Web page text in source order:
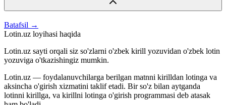
Batafsil →
Lotin.uz loyihasi haqida
Lotin.uz sayti orqali siz so'zlarni o'zbek kirill yozuvidan o'zbek lotin
yozuviga o'tkazishingiz mumkin.
Lotin.uz — foydalanuvchilarga berilgan matnni kirilldan lotinga va
aksincha o'girish xizmatini taklif etadi. Bir so'z bilan aytganda
lotinni kirillga, va kirillni lotinga o'girish programmasi deb atasak